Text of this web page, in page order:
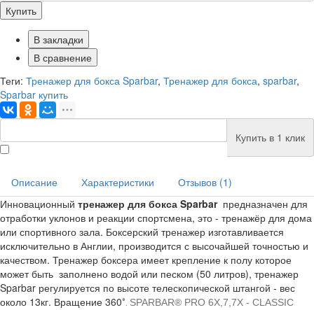
Купить
В закладки
В сравнение
Теги: Тренажер для бокса Sparbar, Тренажер для бокса, sparbar,
Sparbar купить
Купить в 1 клик
Описание Характеристики
Отзывов (1)
Инновационный тренажер для бокса Sparbarпредназначен для
отработки уклонов и реакции спортсмена, это - тренажёр для дома
или спортивного зала. Боксерский тренажер изготавливается
исключительно в Англии, производится с высочайшей точностью и
качеством. Тренажер боксера имеет крепление к полу которое
может быть заполнено водой или песком (50 литров), тренажер
Sparbar регулируется по высоте телескопической штангой - вес
около 13кг. Вращение 360°. SPARBAR® PRO 6X,7,7X - CLASSIC